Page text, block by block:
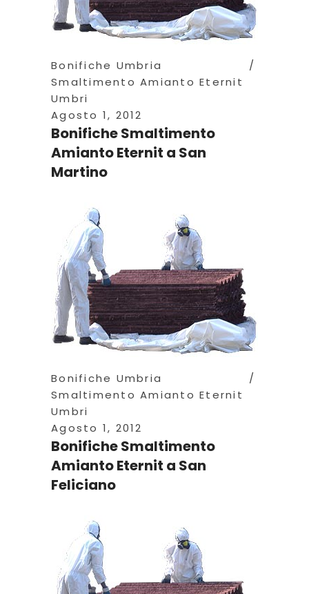
Bonifiche Umbria
Smaltimento Amianto Eternit
Umbri
Agosto 1, 2012
Bonifiche Smaltimento
Amianto Eternit a San
Martino
Bonifiche Umbria
Smaltimento Amianto Eternit
Umbri
Agosto 1, 2012
Bonifiche Smaltimento
Amianto Eternit a San
Feliciano